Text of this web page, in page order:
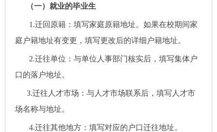
（一）就业的毕业生
1.迁回原籍： 填写家庭原籍地址。 如果在校期间家
庭户籍地址有变更，填写更改后的详细户籍地址。
2.迁往单位：与单位人事部门核实后，填写集体户
口的落户地址。
3.迁往人才市场：与人才市场联系后，填写人才市
场名称与地址。
4.迁往其他地方：填写对应的户口迁往地址。